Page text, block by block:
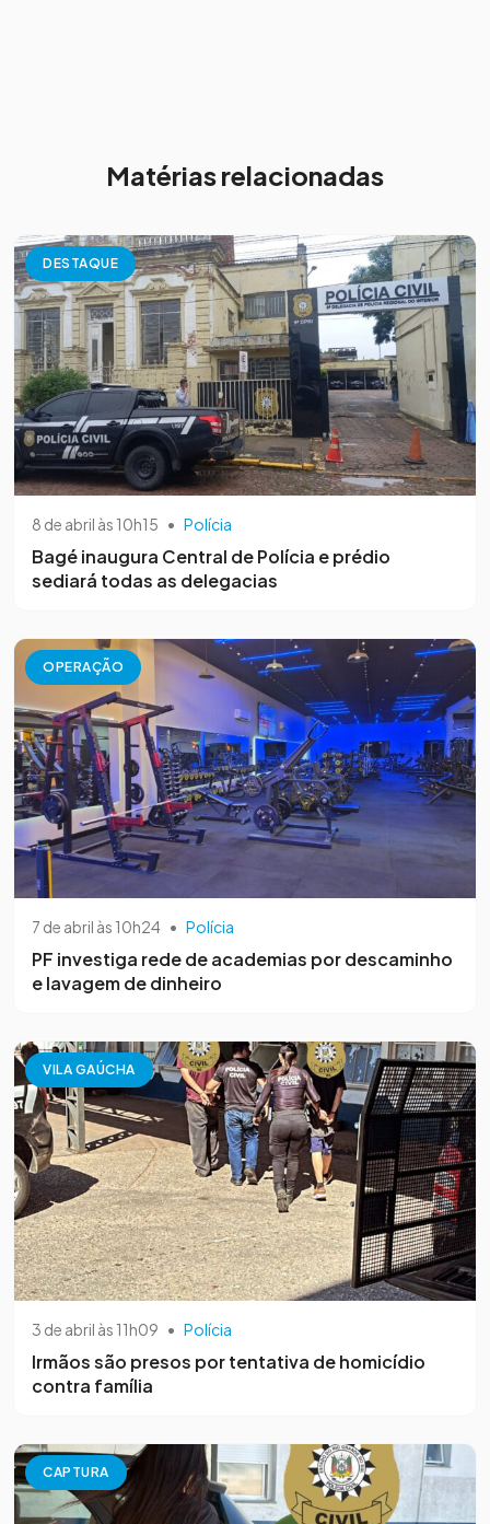
Matérias relacionadas
DESTAQUE
8 de abril às 10h15 • Polícia
Bagé inaugura Central de Polícia e prédio
sediará todas as delegacias
OPERAÇÃO
7 de abril às 10h24 • Polícia
PF investiga rede de academias por descaminho
e lavagem de dinheiro
VILA GAÚCHA
3 de abril às 11h09 • Polícia
Irmãos são presos por tentativa de homicídio
contra família
CAPTURA